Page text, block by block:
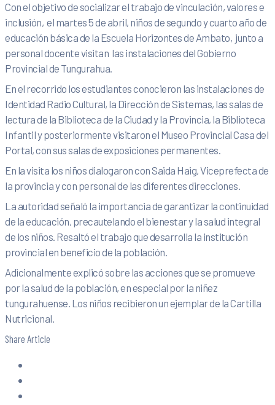
Con el objetivo de socializar el trabajo de vinculación, valores e
inclusión, el martes 5 de abril, niños de segundo y cuarto año de
educación básica de la Escuela Horizontes de Ambato, junto a
personal docente visitan las instalaciones del Gobierno
Provincial de Tungurahua.
En el recorrido los estudiantes conocieron las instalaciones de
Identidad Radio Cultural, la Dirección de Sistemas, las salas de
lectura de la Biblioteca de la Ciudad y la Provincia, la Biblioteca
Infantil y posteriormente visitaron el Museo Provincial Casa del
Portal, con sus salas de exposiciones permanentes.
En la visita los niños dialogaron con Saida Haig, Viceprefecta de
la provincia y con personal de las diferentes direcciones.
La autoridad señaló la importancia de garantizar la continuidad
de la educación, precautelando el bienestar y la salud integral
de los niños. Resaltó el trabajo que desarrolla la institución
provincial en beneficio de la población.
Adicionalmente explicó sobre las acciones que se promueve
por la salud de la población, en especial por la niñez
tungurahuense. Los niños recibieron un ejemplar de la Cartilla
Nutricional.
Share Article